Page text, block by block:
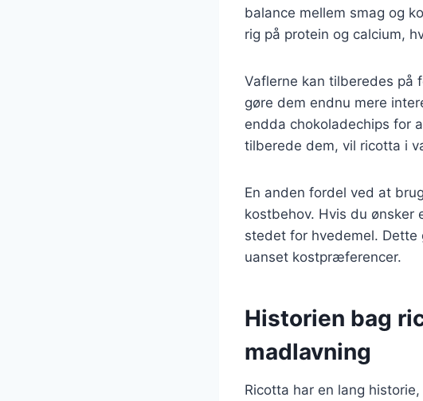
balance mellem smag og
rig på protein og calcium,
Vaflerne kan tilberedes på
gøre dem endnu mere
endda chokoladechips for
tilberede dem, vil ricotta i
En anden fordel ved at
kostbehov. Hvis du ønsker
stedet for hvedemel.
uanset kostpræferencer.
Historien bag
madlavning
Ricotta har en lang